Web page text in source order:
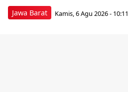
Jawa Barat Kamis, 6 Agu 2026 - 10:11